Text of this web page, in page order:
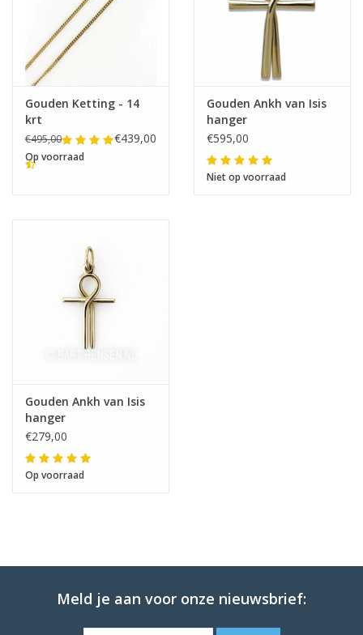
Gouden Ketting - 14
krt
€495,00 €439,00
Op voorraad
Gouden Ankh van Isis
hanger
€595,00
Niet op voorraad
Gouden Ankh van Isis
hanger
€279,00
Op voorraad
Meld je aan voor onze nieuwsbrief: